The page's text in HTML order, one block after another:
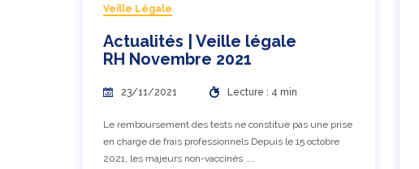
Veille Légale
Actualités | Veille légale
RH Novembre 2021
23/11/2021 Lecture : 4 min
Le remboursement des tests ne constitue pas une prise
en charge de frais professionnels Depuis le 15 octobre
2021, les majeurs non-vaccinés ....